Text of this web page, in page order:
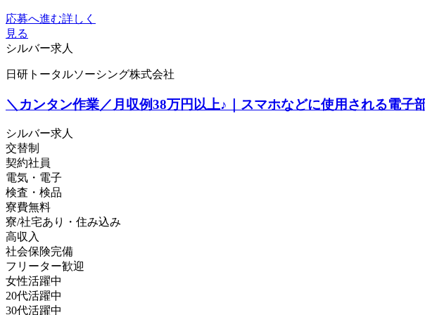
応募へ進む詳しく
見る
シルバー求人
日研トータルソーシング株式会社
＼カンタン作業／月収例38万円以上♪｜スマホなどに使用される電
シルバー求人
交替制
契約社員
電気・電子
検査・検品
寮費無料
寮/社宅あり・住み込み
高収入
社会保険完備
フリーター歓迎
女性活躍中
20代活躍中
30代活躍中